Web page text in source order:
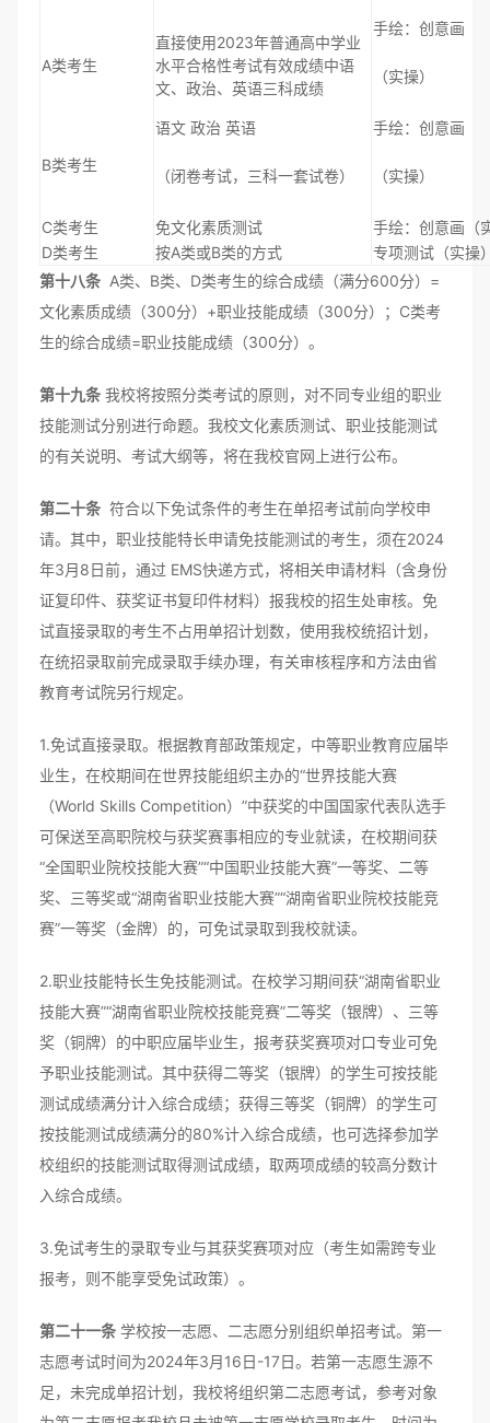
A类考生
直接使用2023年普通高中学业
水平合格性考试有效成绩中语
文、政治、英语三科成绩
手绘：创意画
（实操）
B类考生
语文 政治 英语
（闭卷考试，三科一套试卷）
手绘：创意画
（实操）
C类考生 免文化素质测试
手绘：创意画（
D类考生
按A类或B类的方式
专项测试（实操
第十八条 A类、B类、D类考生的综合成绩（满分600分）=
文化素质成绩（300分）+职业技能成绩（300分）；C类考
生的综合成绩=职业技能成绩（300分）。
第十九条 我校将按照分类考试的原则，对不同专业组的职业
技能测试分别进行命题。我校文化素质测试、职业技能测试
的有关说明、考试大纲等，将在我校官网上进行公布。
第二十条 符合以下免试条件的考生在单招考试前向学校申
请。其中，职业技能特长申请免技能测试的考生，须在2024
年3月8日前，通过 EMS快递方式，将相关申请材料（含身份
证复印件、获奖证书复印件材料）报我校的招生处审核。免
试直接录取的考生不占用单招计划数，使用我校统招计划，
在统招录取前完成录取手续办理，有关审核程序和方法由省
教育考试院另行规定。
1.免试直接录取。根据教育部政策规定，中等职业教育应届毕
业生，在校期间在世界技能组织主办的“世界技能大赛
（World Skills Competition）”中获奖的中国国家代表队选手
可保送至高职院校与获奖赛事相应的专业就读，在校期间获
“全国职业院校技能大赛”“中国职业技能大赛”一等奖、二等
奖、三等奖或“湖南省职业技能大赛”“湖南省职业院校技能竞
赛”一等奖（金牌）的，可免试录取到我校就读。
2.职业技能特长生免技能测试。在校学习期间获“湖南省职业
技能大赛”“湖南省职业院校技能竞赛”二等奖（银牌）、三等
奖（铜牌）的中职应届毕业生，报考获奖赛项对口专业可免
予职业技能测试。其中获得二等奖（银牌）的学生可按技能
测试成绩满分计入综合成绩；获得三等奖（铜牌）的学生可
按技能测试成绩满分的80%计入综合成绩，也可选择参加学
校组织的技能测试取得测试成绩，取两项成绩的较高分数计
入综合成绩。
3.免试考生的录取专业与其获奖赛项对应（考生如需跨专业
报考，则不能享受免试政策）。
第二十一条 学校按一志愿、二志愿分别组织单招考试。第一
志愿考试时间为2024年3月16日-17日。若第一志愿生源不
足，未完成单招计划，我校将组织第二志愿考试，参考对象